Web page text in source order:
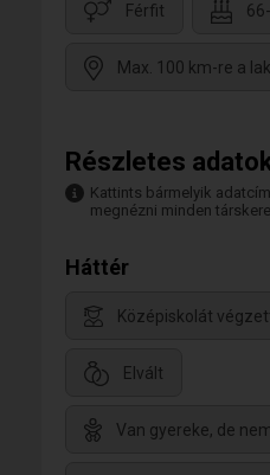
Férfit
Max. 100 km-re a
Részletes
Kattints bármelyik
megnézni minden
Háttér
Középiskolát
Elvált
Van gyereke, de